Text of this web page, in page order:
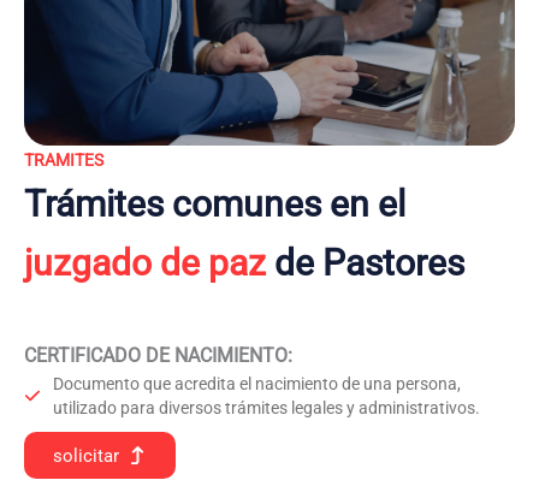
TRAMITES
Trámites comunes en el
juzgado de pazde Pastores
CERTIFICADO DE NACIMIENTO:
Documento que acredita el nacimiento de una persona,
utilizado para diversos trámites legales y administrativos.
solicitar